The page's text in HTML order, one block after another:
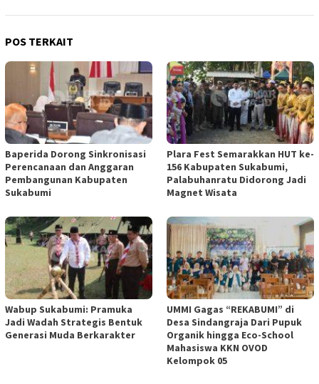
POS TERKAIT
Baperida Dorong Sinkronisasi
Perencanaan dan Anggaran
Pembangunan Kabupaten
Sukabumi
Plara Fest Semarakkan HUT ke-
156 Kabupaten Sukabumi,
Palabuhanratu Didorong Jadi
Magnet Wisata
Wabup Sukabumi: Pramuka
Jadi Wadah Strategis Bentuk
Generasi Muda Berkarakter
UMMI Gagas “REKABUMI” di
Desa Sindangraja Dari Pupuk
Organik hingga Eco-School
Mahasiswa KKN OVOD
Kelompok 05